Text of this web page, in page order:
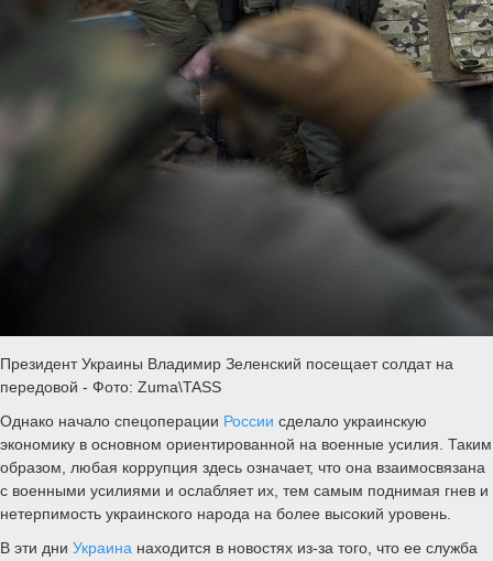
Президент Украины Владимир Зеленский посещает солдат на
передовой - Фото: Zuma\TASS
Однако начало спецоперации России сделало украинскую
экономику в основном ориентированной на военные усилия. Таким
образом, любая коррупция здесь означает, что она взаимосвязана
с военными усилиями и ослабляет их, тем самым поднимая гнев и
нетерпимость украинского народа на более высокий уровень.
В эти дни Украина находится в новостях из-за того, что ее служба